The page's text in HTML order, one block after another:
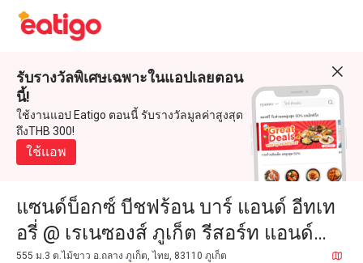
รับรางวัลพิเศษเฉพาะในแอปเลยตอน
นี้!
ใช้งานแอป Eatigo ตอนนี้ รับรางวัลมูลค่าสูงสุด
ถึงTHB 300!
ใช้แอพ
แซนด์บ็อกซ์ บีชฟร้อน บาร์ แอนด์ อีทเท
อรี่ @ เรเนซองส์ ภูเก็ต รีสอร์ท แอนด์
555 ม.3 ต.ไม้ขาว อ.ถลาง ภูเก็ต, ไทย, 83110 ภูเก็ต